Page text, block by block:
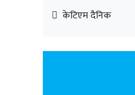
केटिएम दैनिक